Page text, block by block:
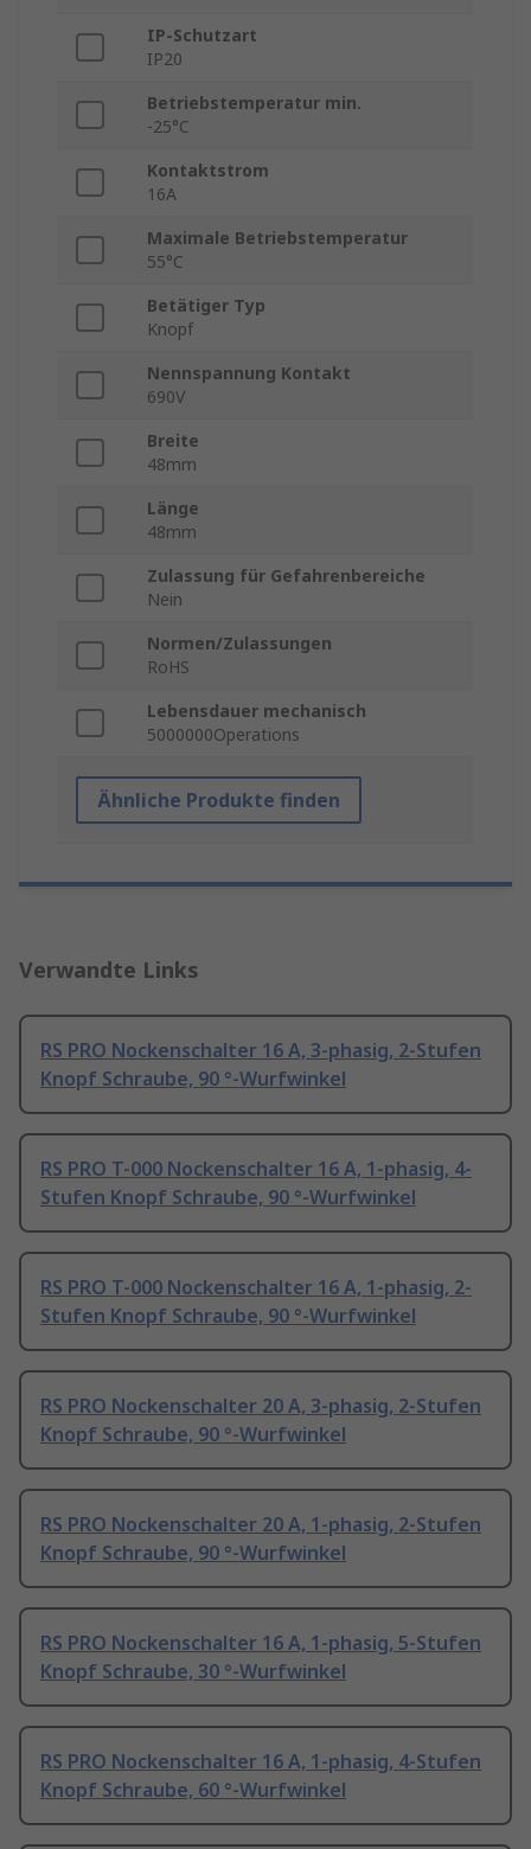
IP-Schutzart
IP20
Betriebstemperatur min.
-25°C
Kontaktstrom
16A
Maximale Betriebstemperatur
55°C
Betätiger Typ
Knopf
Nennspannung Kontakt
690V
Breite
48mm
Länge
48mm
Zulassung für Gefahrenbereiche
Nein
Normen/Zulassungen
RoHS
Lebensdauer mechanisch
5000000Operations
Ähnliche Produkte finden
Verwandte Links
RS PRO Nockenschalter 16 A, 3-phasig, 2-Stufen
Knopf Schraube, 90 °-Wurfwinkel
RS PRO T-000 Nockenschalter 16 A, 1-phasig, 4-
Stufen Knopf Schraube, 90 °-Wurfwinkel
RS PRO T-000 Nockenschalter 16 A, 1-phasig, 2-
Stufen Knopf Schraube, 90 °-Wurfwinkel
RS PRO Nockenschalter 20 A, 3-phasig, 2-Stufen
Knopf Schraube, 90 °-Wurfwinkel
RS PRO Nockenschalter 20 A, 1-phasig, 2-Stufen
Knopf Schraube, 90 °-Wurfwinkel
RS PRO Nockenschalter 16 A, 1-phasig, 5-Stufen
Knopf Schraube, 30 °-Wurfwinkel
RS PRO Nockenschalter 16 A, 1-phasig, 4-Stufen
Knopf Schraube, 60 °-Wurfwinkel